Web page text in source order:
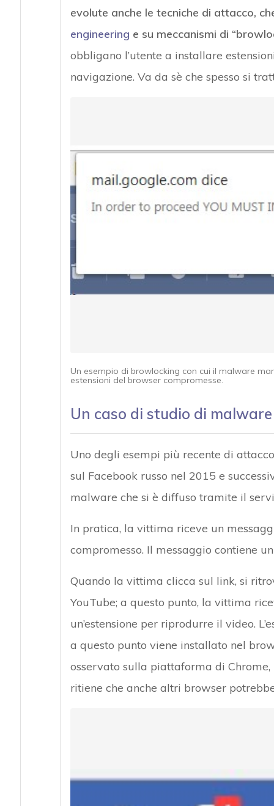
evolute anche le tecniche di attacco,
engineering e su meccanismi di
obbligano l’utente a installare
navigazione. Va da sè che spesso si
Un esempio di browlocking con cui il malware
estensioni del browser compromesse.
Un caso di studio di
Uno degli esempi più recente di
sul Facebook russo nel 2015 e
malware che si è diffuso tramite il
In pratica, la vittima riceve un
compromesso. Il messaggio contiene
Quando la vittima clicca sul link, si
YouTube; a questo punto, la vittima
un’estensione per riprodurre il video.
a questo punto viene installato nel
osservato sulla piattaforma di
ritiene che anche altri browser